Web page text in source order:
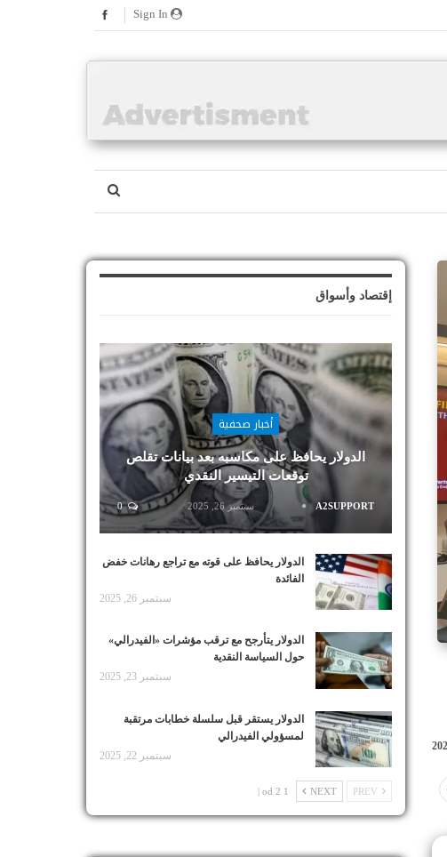
إقتصاد وأسواق
أخبار صحفية
الدولار يحافظ على مكاسبه بعد بيانات تقلص
توقعات التيسير النقدي
A2SUPPORT سبتمبر 26, 2025 0
الدولار يحافظ على قوته مع تراجع رهانات خفض
الفائدة
سبتمبر 26, 2025
الدولار يتأرجح مع ترقب مؤشرات «الفيدرالي»
حول السياسة النقدية
سبتمبر 23, 2025
الدولار يستقر قبل سلسلة خطابات مرتقبة
لمسؤولي الفيدرالي
سبتمبر 22, 2025
NEXT
1 od 2 |